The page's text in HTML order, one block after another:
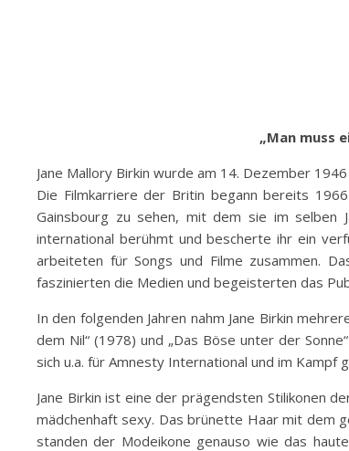
„Man muss
Jane Mallory Birkin wurde am 14. Dezember
Die Filmkarriere der Britin begann bereits
Gainsbourg zu sehen, mit dem sie im selben
international berühmt und bescherte ihr ein
arbeiteten für Songs und Filme zusammen.
faszinierten die Medien und begeisterten das
In den folgenden Jahren nahm Jane Birkin
dem Nil“ (1978) und „Das Böse unter der
sich u.a. für Amnesty International und im Kampf
Jane Birkin ist eine der prägendsten Stilikonen
mädchenhaft sexy. Das brünette Haar mit dem
standen der Modeikone genauso wie das